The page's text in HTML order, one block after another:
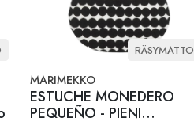
RÄSYMATTO
MARIMEKKO
ESTUCHE MONEDERO
PEQUEÑO - PIENI